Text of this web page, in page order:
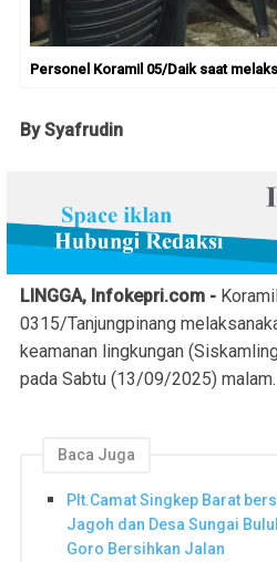
Personel Koramil 05/Daik saat
By Syafrudin
LINGGA, Infokepri.com -
0315/Tanjungpinang
keamanan lingkungan
pada Sabtu (13/09/2025) malam.
Baca Juga
Plt.Camat Singkep Barat
Jagoh dan Desa Sungai
Goro Bersihkan Jalan